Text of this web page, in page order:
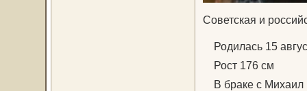
Советская и
Родилась 15
Рост 176 см
В браке с Михаил